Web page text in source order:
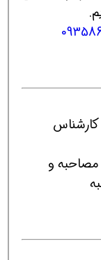
کارشناس
مصاحبه و